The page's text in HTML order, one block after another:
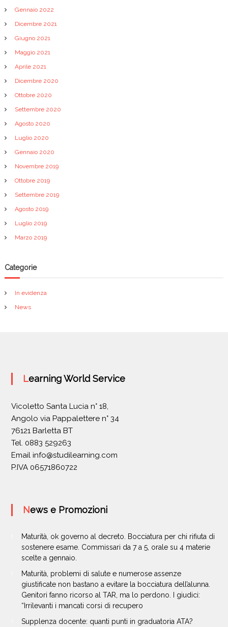
Gennaio 2022
Dicembre 2021
Giugno 2021
Maggio 2021
Aprile 2021
Dicembre 2020
Ottobre 2020
Settembre 2020
Agosto 2020
Luglio 2020
Gennaio 2020
Novembre 2019
Ottobre 2019
Settembre 2019
Agosto 2019
Luglio 2019
Marzo 2019
Categorie
In evidenza
News
Learning World Service
Vicoletto Santa Lucia n° 18,
Angolo via Pappalettere n° 34
76121 Barletta BT
Tel. 0883 529263
Email info@studilearning.com
P.IVA 06571860722
News e Promozioni
Maturità, ok governo al decreto. Bocciatura per chi rifiuta di
sostenere esame. Commissari da 7 a 5, orale su 4 materie
scelte a gennaio.
Maturità, problemi di salute e numerose assenze
giustificate non bastano a evitare la bocciatura dell’alunna.
Genitori fanno ricorso al TAR, ma lo perdono. I giudici:
“Irrilevanti i mancati corsi di recupero
Supplenza docente: quanti punti in graduatoria ATA?